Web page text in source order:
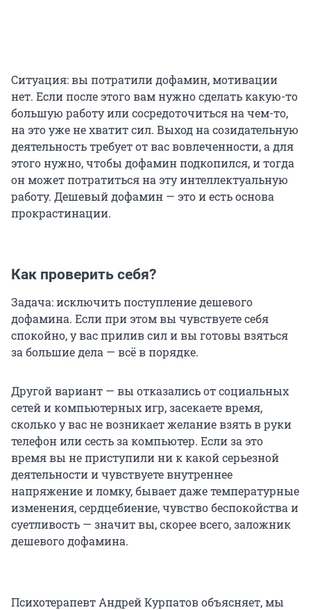
Ситуация: вы потратили дофамин, мотивации
нет. Если после этого вам нужно сделать какую-то
большую работу или сосредоточиться на чем-то,
на это уже не хватит сил. Выход на созидательную
деятельность требует от вас вовлеченности, а для
этого нужно, чтобы дофамин подкопился, и тогда
он может потратиться на эту интеллектуальную
работу. Дешевый дофамин — это и есть основа
прокрастинации.
Как проверить себя?
Задача: исключить поступление дешевого
дофамина. Если при этом вы чувствуете себя
спокойно, у вас прилив сил и вы готовы взяться
за большие дела — всё в порядке.
Другой вариант — вы отказались от социальных
сетей и компьютерных игр, засекаете время,
сколько у вас не возникает желание взять в руки
телефон или сесть за компьютер. Если за это
время вы не приступили ни к какой серьезной
деятельности и чувствуете внутреннее
напряжение и ломку, бывает даже температурные
изменения, сердцебиение, чувство беспокойства и
суетливость — значит вы, скорее всего, заложник
дешевого дофамина.
Психотерапевт Андрей Курпатов объясняет, мы